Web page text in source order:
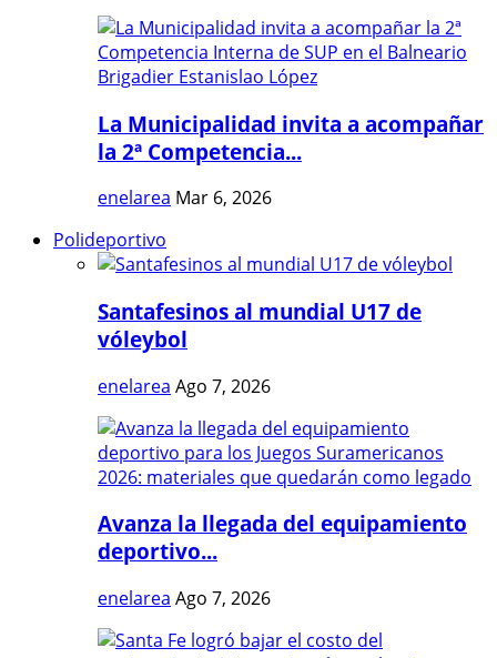
La Municipalidad invita a acompañar
la 2ª Competencia...
enelarea Mar 6, 2026
Polideportivo
Santafesinos al mundial U17 de
vóleybol
enelarea Ago 7, 2026
Avanza la llegada del equipamiento
deportivo...
enelarea Ago 7, 2026